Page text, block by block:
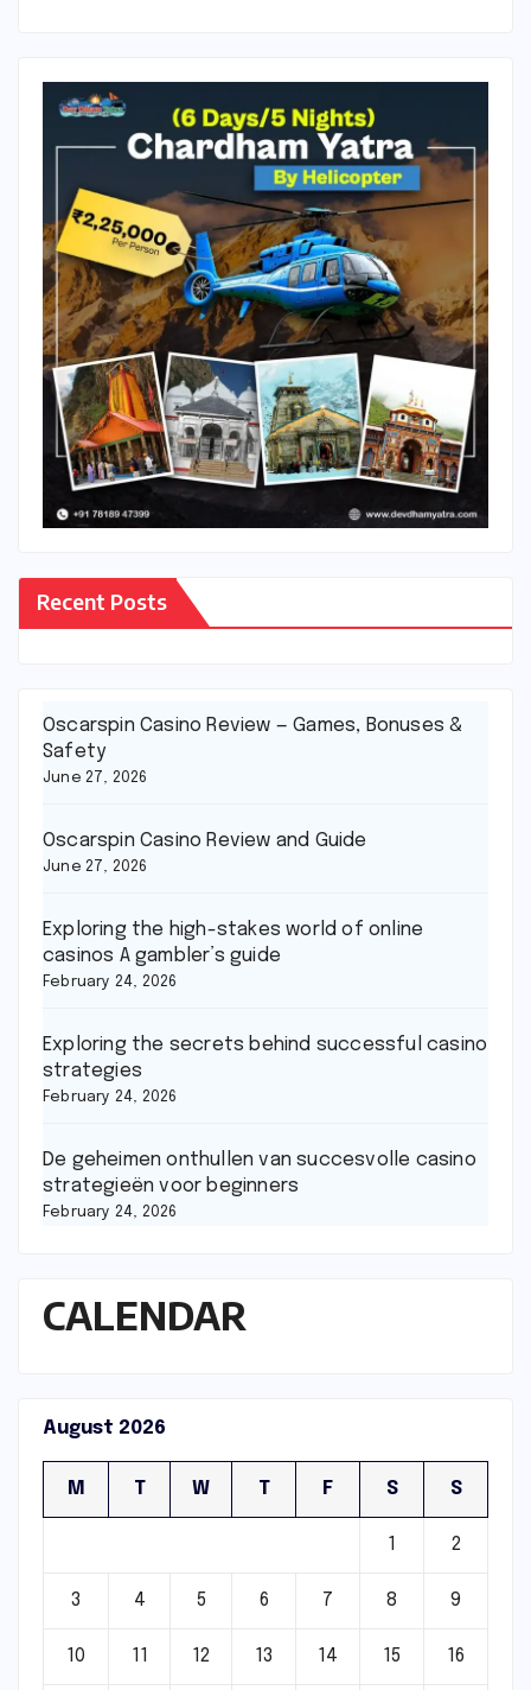
Recent Posts
Oscarspin Casino Review — Games, Bonuses &
Safety
June 27, 2026
Oscarspin Casino Review and Guide
June 27, 2026
Exploring the high-stakes world of online
casinos A gambler’s guide
February 24, 2026
Exploring the secrets behind successful casino
strategies
February 24, 2026
De geheimen onthullen van succesvolle casino
strategieën voor beginners
February 24, 2026
CALENDAR
August 2026
M T W T F S S
1 2
3 4 5 6 7 8 9
10 11 12 13 14 15 16